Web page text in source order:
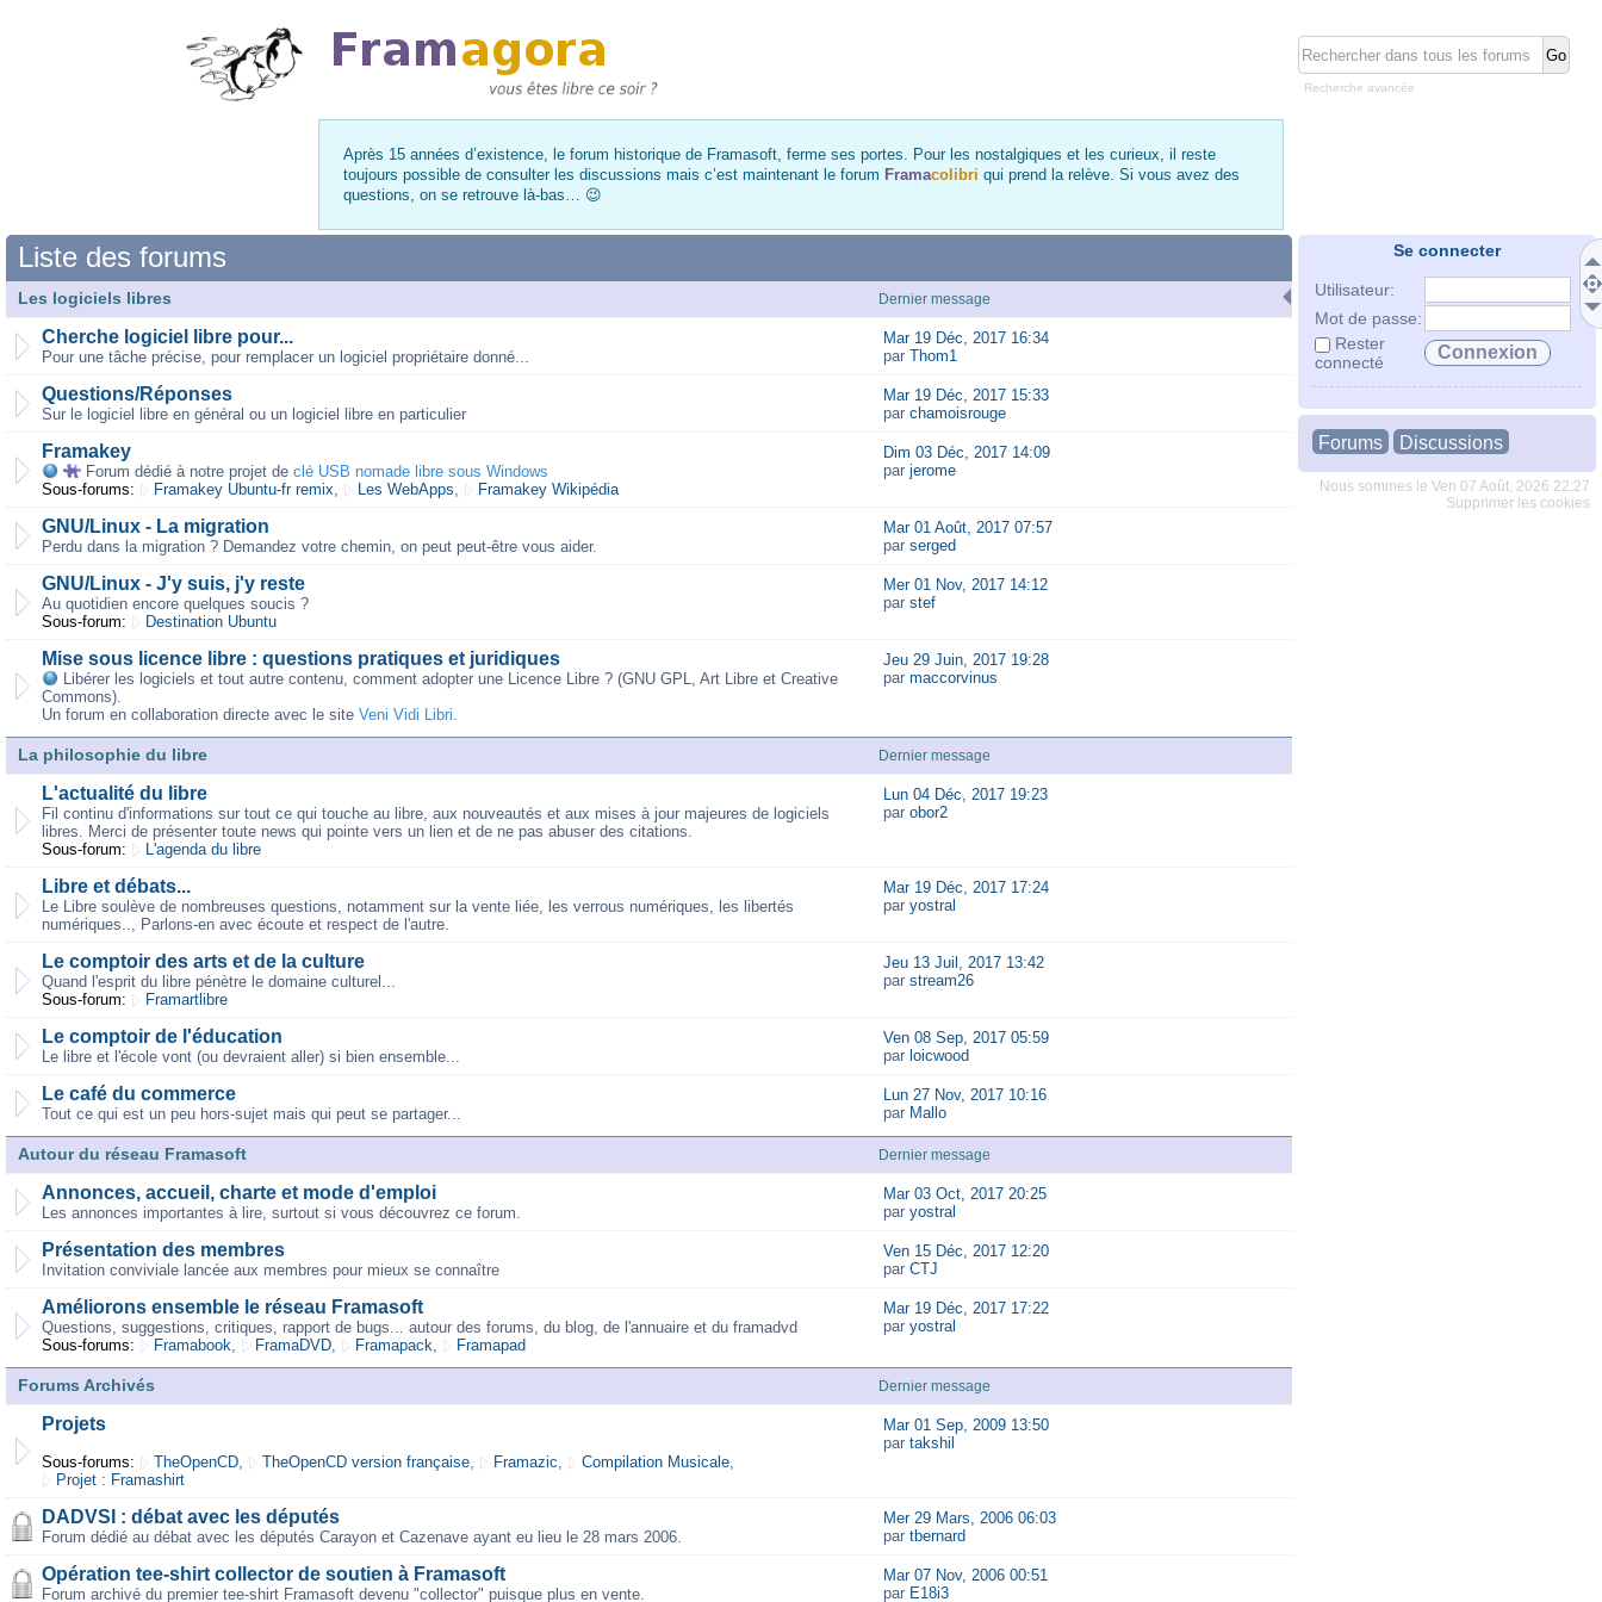
Recherche avancée
Après 15 années d’existence, le forum historique de Framasoft, ferme ses portes. Pour les nostalgiques et les curieux, il reste
toujours possible de consulter les discussions mais c’est maintenant le forum Framacolibri qui prend la relève. Si vous avez des
questions, on se retrouve là-bas… 😉
Se connecter
Utilisateur:
Mot de passe:
Rester
connecté
Forums Discussions
Nous sommes le Ven 07 Août, 2026 22:27
Supprimer les cookies
Liste des forums
Les logiciels libres Dernier message
Cherche logiciel libre pour...
Pour une tâche précise, pour remplacer un logiciel propriétaire donné...
Mar 19 Déc, 2017 16:34
par Thom1
Questions/Réponses
Sur le logiciel libre en général ou un logiciel libre en particulier
Mar 19 Déc, 2017 15:33
par chamoisrouge
Framakey
Forum dédié à notre projet de clé USB nomade libre sous Windows
Sous-forums:
Framakey Ubuntu-fr remix, Les WebApps, Framakey Wikipédia
Dim 03 Déc, 2017 14:09
par jerome
GNU/Linux - La migration
Perdu dans la migration ? Demandez votre chemin, on peut peut-être vous aider.
Mar 01 Août, 2017 07:57
par serged
GNU/Linux - J'y suis, j'y reste
Au quotidien encore quelques soucis ?
Sous-forum:
Destination Ubuntu
Mer 01 Nov, 2017 14:12
par stef
Mise sous licence libre : questions pratiques et juridiques
Libérer les logiciels et tout autre contenu, comment adopter une Licence Libre ? (GNU GPL, Art Libre et Creative
Commons).
Un forum en collaboration directe avec le site Veni Vidi Libri.
Jeu 29 Juin, 2017 19:28
par maccorvinus
La philosophie du libre Dernier message
L'actualité du libre
Fil continu d'informations sur tout ce qui touche au libre, aux nouveautés et aux mises à jour majeures de logiciels
libres. Merci de présenter toute news qui pointe vers un lien et de ne pas abuser des citations.
Sous-forum:
L'agenda du libre
Lun 04 Déc, 2017 19:23
par obor2
Libre et débats...
Le Libre soulève de nombreuses questions, notamment sur la vente liée, les verrous numériques, les libertés
numériques.., Parlons-en avec écoute et respect de l'autre.
Mar 19 Déc, 2017 17:24
par yostral
Le comptoir des arts et de la culture
Quand l'esprit du libre pénètre le domaine culturel...
Sous-forum:
Framartlibre
Jeu 13 Juil, 2017 13:42
par stream26
Le comptoir de l'éducation
Le libre et l'école vont (ou devraient aller) si bien ensemble...
Ven 08 Sep, 2017 05:59
par loicwood
Le café du commerce
Tout ce qui est un peu hors-sujet mais qui peut se partager...
Lun 27 Nov, 2017 10:16
par Mallo
Autour du réseau Framasoft Dernier message
Annonces, accueil, charte et mode d'emploi
Les annonces importantes à lire, surtout si vous découvrez ce forum.
Mar 03 Oct, 2017 20:25
par yostral
Présentation des membres
Invitation conviviale lancée aux membres pour mieux se connaître
Ven 15 Déc, 2017 12:20
par CTJ
Améliorons ensemble le réseau Framasoft
Questions, suggestions, critiques, rapport de bugs... autour des forums, du blog, de l'annuaire et du framadvd
Sous-forums:
Framabook, FramaDVD, Framapack, Framapad
Mar 19 Déc, 2017 17:22
par yostral
Forums Archivés Dernier message
Projets
Sous-forums: TheOpenCD, TheOpenCD version française, Framazic, Compilation Musicale,
Projet : Framashirt
Mar 01 Sep, 2009 13:50
par takshil
DADVSI : débat avec les députés
Forum dédié au débat avec les députés Carayon et Cazenave ayant eu lieu le 28 mars 2006.
Mer 29 Mars, 2006 06:03
par tbernard
Opération tee-shirt collector de soutien à Framasoft
Forum archivé du premier tee-shirt Framasoft devenu "collector" puisque plus en vente.
Mar 07 Nov, 2006 00:51
par E18i3